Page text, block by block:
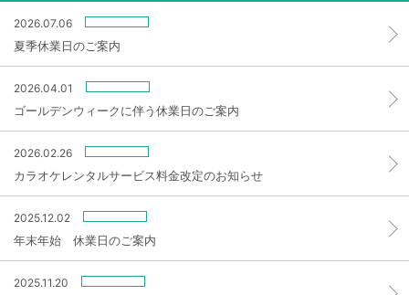
2026.07.06
夏季休業日のご案内
2026.04.01
ゴールデンウィークに伴う休業日のご案内
2026.02.26
カラオケレンタルサービス料金改定のお知らせ
2025.12.02
年末年始 休業日のご案内
2025.11.20